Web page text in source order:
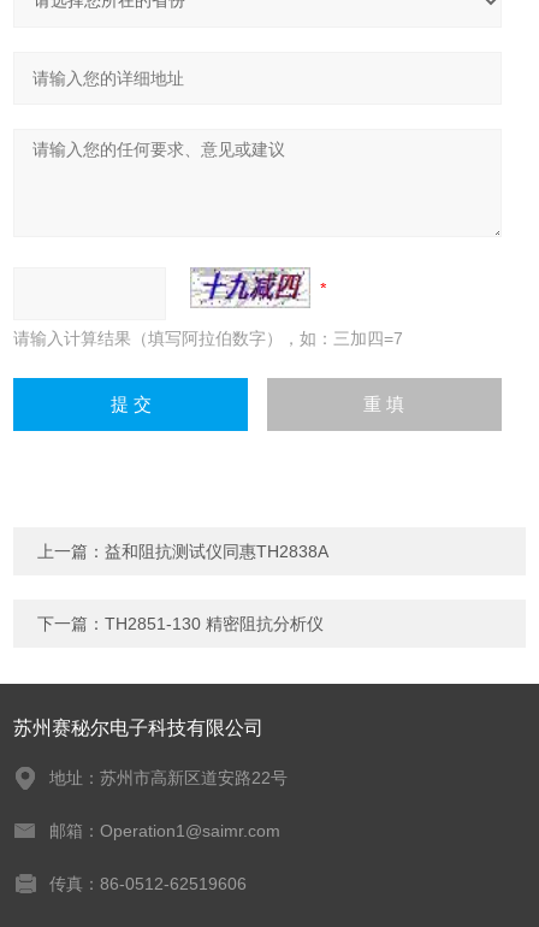
请输入计算结果（填写阿拉伯数字），如：三加四=7
上一篇：益和阻抗测试仪同惠TH2838A
下一篇：TH2851-130 精密阻抗分析仪
苏州赛秘尔电子科技有限公司
地址：苏州市高新区道安路22号
邮箱：Operation1@saimr.com
传真：86-0512-62519606